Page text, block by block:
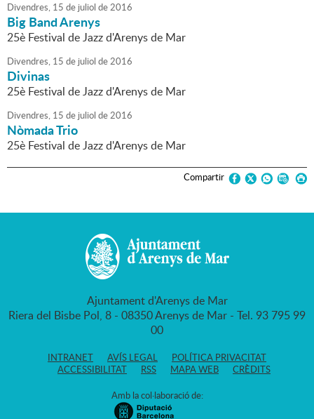
Divendres, 15 de juliol de2016
Big Band Arenys
25è Festival de Jazz d'Arenys de Mar
Divendres, 15 de juliol de2016
Divinas
25è Festival de Jazz d'Arenys de Mar
Divendres, 15 de juliol de2016
Nòmada Trio
25è Festival de Jazz d'Arenys de Mar
Compartir
Ajuntament d'Arenys de Mar
Riera del Bisbe Pol, 8 - 08350 Arenys de Mar - Tel. 93 795 99
00
INTRANET AVÍS LEGAL
POLÍTICA PRIVACITAT
ACCESSIBILITAT
RSS MAPA WEB CRÈDITS
Amb la col·laboració de: